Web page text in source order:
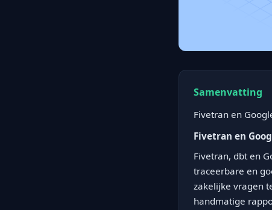
Samenvatting
Fivetran en
Fivetran en
Fivetran, dbt en
traceerbare en
zakelijke vragen
handmatige